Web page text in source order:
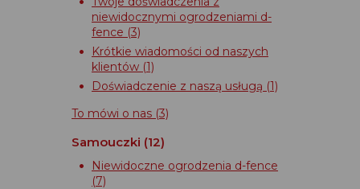
niewidocznymi ogrodzeniami d-
fence (3)
Krótkie wiadomości od naszych
klientów (1)
Doświadczenie z naszą usługą (1)
To mówi o nas (3)
Samouczki (12)
Niewidoczne ogrodzenia d-fence
(7)